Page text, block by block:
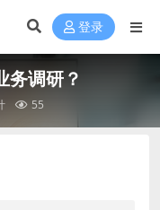
登录
务调研？
55